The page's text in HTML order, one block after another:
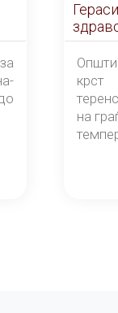
крст
на